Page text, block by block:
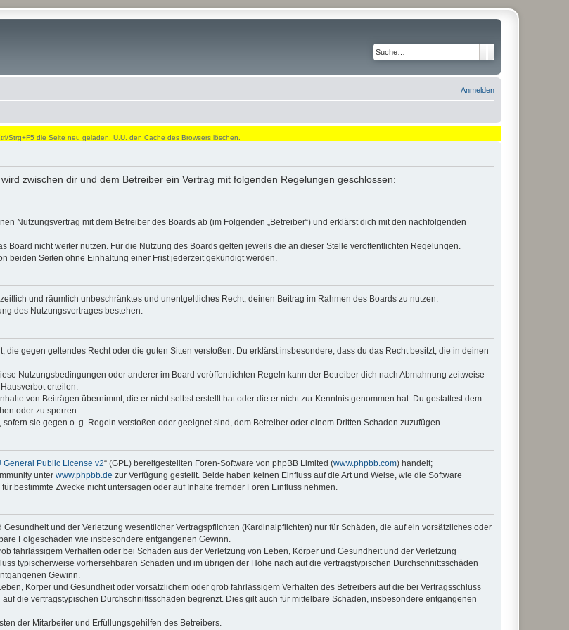
Anmelden
Strg+F5 die Seite neu geladen. U.U. den Cache des Browsers löschen.
zwischen dir und dem Betreiber ein Vertrag mit folgenden Regelungen geschlossen:
Nutzungsvertrag mit dem Betreiber des Boards ab (im Folgenden „Betreiber“) und erklärst dich mit den nachfolgenden
Board nicht weiter nutzen. Für die Nutzung des Boards gelten jeweils die an dieser Stelle veröffentlichten Regelungen.
beiden Seiten ohne Einhaltung einer Frist jederzeit gekündigt werden.
und räumlich unbeschränktes und unentgeltliches Recht, deinen Beitrag im Rahmen des Boards zu nutzen.
des Nutzungsvertrages bestehen.
die gegen geltendes Recht oder die guten Sitten verstoßen. Du erklärst insbesondere, dass du das Recht besitzt, die in deinen
Nutzungsbedingungen oder anderer im Board veröffentlichten Regeln kann der Betreiber dich nach Abmahnung zeitweise
erteilen.
von Beiträgen übernimmt, die er nicht selbst erstellt hat oder die er nicht zur Kenntnis genommen hat. Du gestattest dem
oder zu sperren.
sie gegen o. g. Regeln verstoßen oder geeignet sind, dem Betreiber oder einem Dritten Schaden zuzufügen.
General Public License v2“ (GPL) bereitgestellten Foren-Software von phpBB Limited (www.phpbb.com) handelt;
unter www.phpbb.de zur Verfügung gestellt. Beide haben keinen Einfluss auf die Art und Weise, wie die Software
bestimmte Zwecke nicht untersagen oder auf Inhalte fremder Foren Einfluss nehmen.
und der Verletzung wesentlicher Vertragspflichten (Kardinalpflichten) nur für Schäden, die auf ein vorsätzliches oder
Folgeschäden wie insbesondere entgangenen Gewinn.
fahrlässigem Verhalten oder bei Schäden aus der Verletzung von Leben, Körper und Gesundheit und der Verletzung
typischerweise vorhersehbaren Schäden und im übrigen der Höhe nach auf die vertragstypischen Durchschnittsschäden
Gewinn.
Körper und Gesundheit oder vorsätzlichem oder grob fahrlässigem Verhalten des Betreibers auf die bei Vertragsschluss
die vertragstypischen Durchschnittsschäden begrenzt. Dies gilt auch für mittelbare Schäden, insbesondere entgangenen
der Mitarbeiter und Erfüllungsgehilfen des Betreibers.